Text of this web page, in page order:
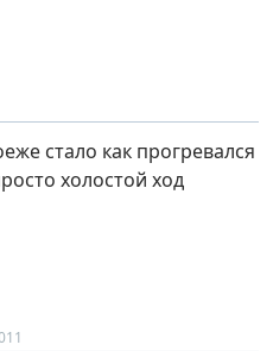
стало как прогревался
холостой ход